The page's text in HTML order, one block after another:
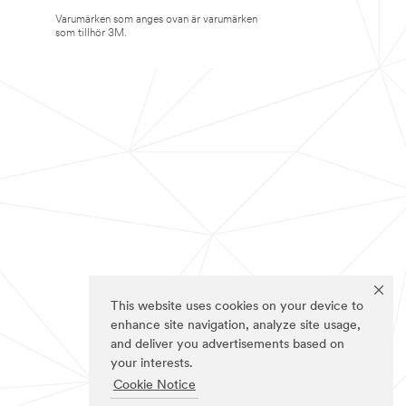
This website uses cookies on your device to
enhance site navigation, analyze site usage,
and deliver you advertisements based on
your interests.
Cookie Notice
Varumärken som anges ovan är varumärken
som tillhör 3M.